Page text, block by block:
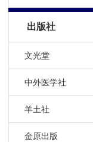
出版社
文光堂
中外医学社
羊土社
金原出版